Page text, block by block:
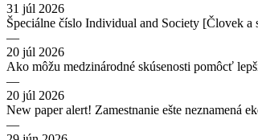
31 júl 2026
Špeciálne číslo Individual and Society [Človek
—
20 júl 2026
Ako môžu medzinárodné skúsenosti pomôcť
—
20 júl 2026
New paper alert! Zamestnanie ešte neznamená
—